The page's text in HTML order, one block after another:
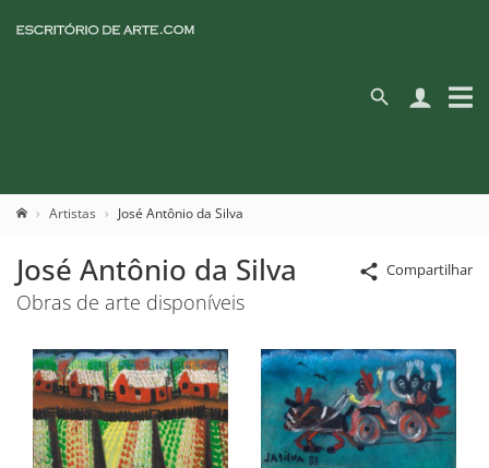
Artistas José Antônio da Silva
Compartilhar
José Antônio da Silva
Obras de arte disponíveis